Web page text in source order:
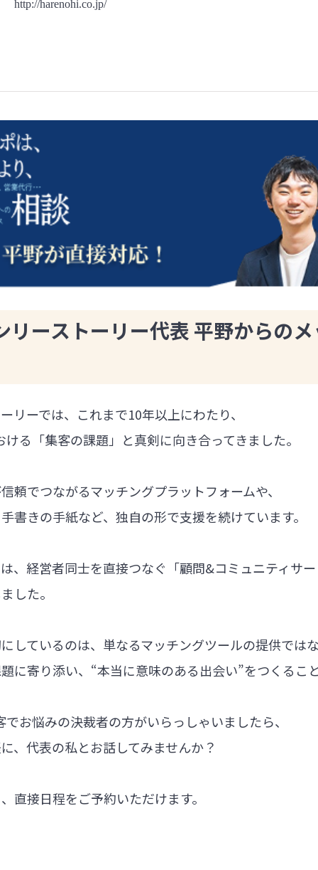
http://harenohi.co.jp/
リーストーリー代表 平野からの
リーでは、これまで10年以上にわたり、
る「集客の課題」と真剣に向き合ってきました。
頼でつながるマッチングプラットフォームや、
書きの手紙など、独自の形で支援を続けています。
、経営者同士を直接つなぐ「顧問&コミュニティサ
した。
しているのは、単なるマッチングツールの提供では
に寄り添い、“本当に意味のある出会い”をつくるこ
お悩みの決裁者の方がいらっしゃいましたら、
、代表の私とお話してみませんか？
直接日程をご予約いただけます。